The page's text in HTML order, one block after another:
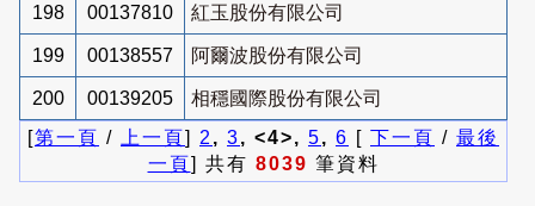
198 00137810 紅玉股份有限公司
199 00138557 阿爾波股份有限公司
200 00139205
相穩國際股份有限公司
[第一頁 / 上一頁] 2 , 3, <4>, 5, 6 [ 下一頁 / 最後
一頁] 共有 8039 筆資料